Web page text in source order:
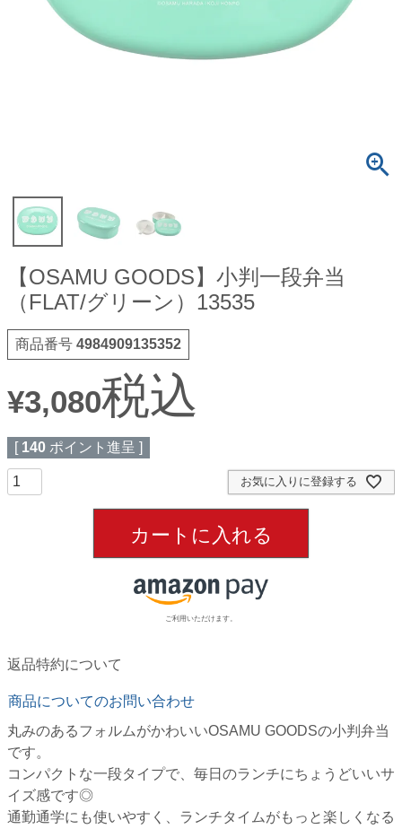
【OSAMU GOODS】小判一段弁当
（FLAT/グリーン）13535
商品番号 4984909135352
¥3,080税込
[ 140 ポイント進呈 ]
お気に入りに登録する
カートに入れる
ご利用いただけます。
返品特約について
商品についてのお問い合わせ
丸みのあるフォルムがかわいいOSAMU GOODSの小判弁当
です。
コンパクトな一段タイプで、毎日のランチにちょうどいいサ
イズ感です◎
通勤通学にも使いやすく、ランチタイムがもっと楽しくなる